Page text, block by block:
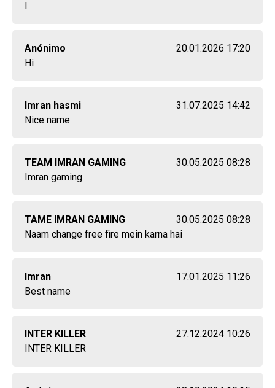
I
Anónimo
20.01.2026 17:20
Hi
Imran hasmi
31.07.2025 14:42
Nice name
TEAM IMRAN GAMING
30.05.2025 08:28
Imran gaming
TAME IMRAN GAMING
30.05.2025 08:28
Naam change free fire mein karna hai
Imran
17.01.2025 11:26
Best name
INTER KILLER
27.12.2024 10:26
INTER KILLER